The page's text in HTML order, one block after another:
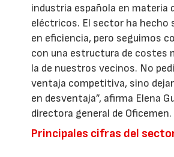
industria española en materia
eléctricos. El sector ha hecho
en eficiencia, pero seguimos
con una estructura de costes
la de nuestros vecinos. No
ventaja competitiva, sino
en desventaja”, afirma Elena
directora general de Oficemen.
Principales cifras del